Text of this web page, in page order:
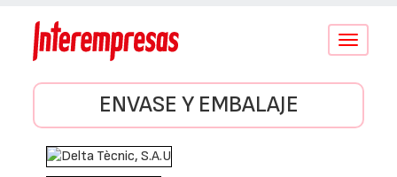
Conmutar
ENVASE Y EMBALAJE